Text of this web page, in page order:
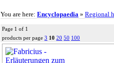
You are here: Encyclopaedia » Regional
Page 1 of 1
products per page 3 10 20 50 100